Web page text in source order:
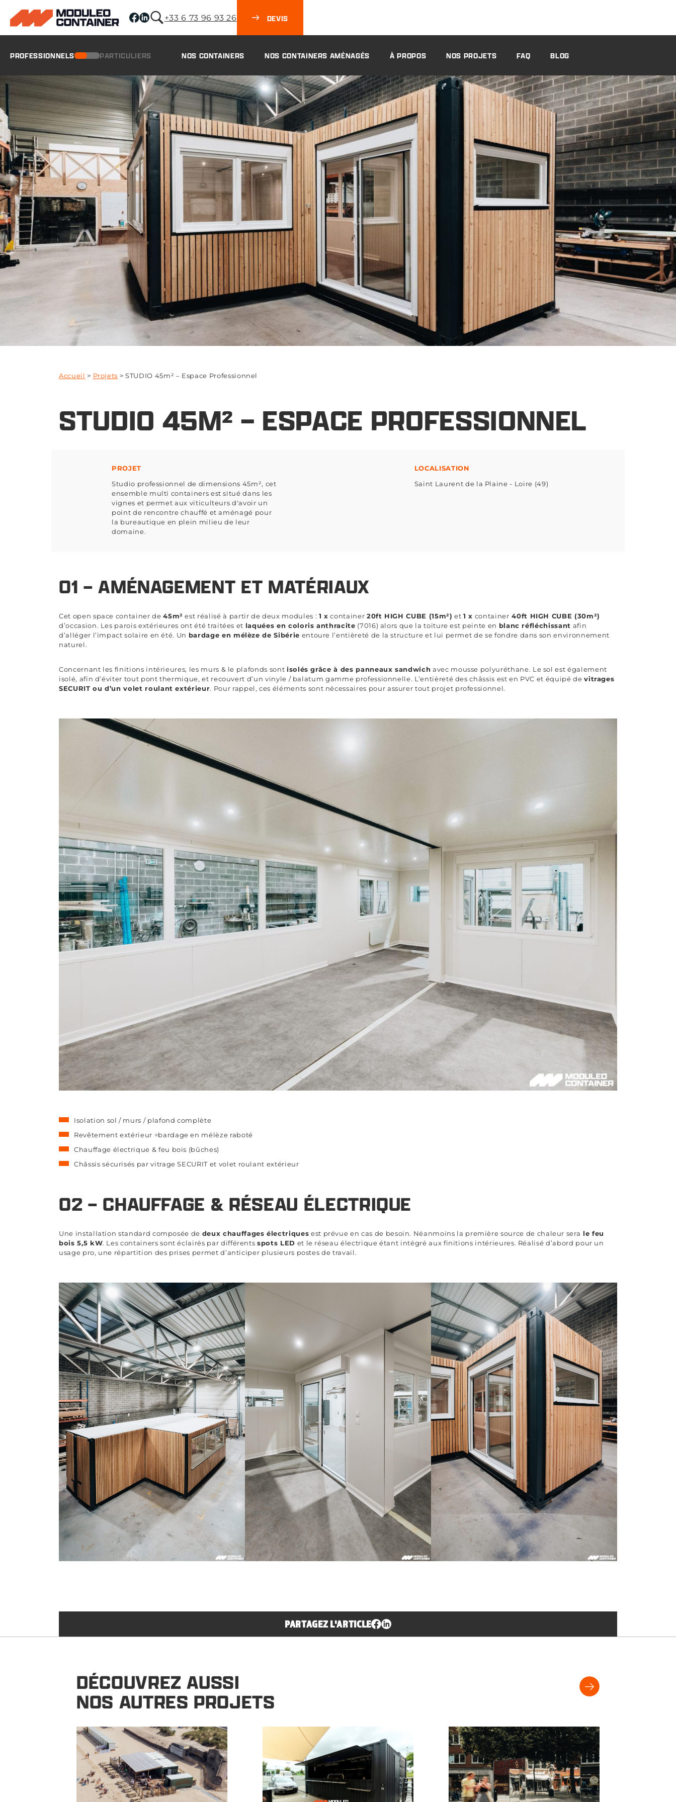
+33 6 73 96 93 26 DEVIS
PROFESSIONNELS PARTICULIERS NOS CONTAINERS NOS CONTAINERS AMÉNAGÉS À PROPOS NOS PROJETS FAQ BLOG
Accueil > Projets >STUDIO 45m² – Espace Professionnel
STUDIO 45M² – ESPACE PROFESSIONNEL
PROJET
Studio professionnel de dimensions 45m², cet
ensemble multi containers est situé dans les
vignes et permet aux viticulteurs d'avoir un
point de rencontre chauffé et aménagé pour
la bureautique en plein milieu de leur
domaine.
LOCALISATION
Saint Laurent de la Plaine - Loire (49)
01 – AMÉNAGEMENT ET MATÉRIAUX
Cet open space container de45m² est réalisé à partir de deux modules : 1 x container 20ft HIGH CUBE (15m²) et1 x container 40ft HIGH CUBE (30m²)
d’occasion. Les parois extérieures ont été traitées et laquées en coloris anthracite (7016) alors que la toiture est peinte en blanc réfléchissant afin
d’alléger l’impact solaire en été. Un bardage en mélèze de Sibérie entoure l’entièreté de la structure et lui permet de se fondre dans son environnement
naturel.
Concernant les finitions intérieures, les murs & le plafonds sont isolés grâce à des panneaux sandwich avec mousse polyuréthane. Le sol est également
isolé, afin d’éviter tout pont thermique, et recouvert d’un vinyle / balatum gamme professionnelle. L’entièreté des châssis est en PVC et équipé devitrages
SECURIT ou d’un volet roulant extérieur. Pour rappel, ces éléments sont nécessaires pour assurer tout projet professionnel.
Isolation sol / murs / plafond complète
Revêtement extérieur =bardage en mélèze raboté
Chauffage électrique & feu bois (bûches)
Châssis sécurisés par vitrage SECURIT et volet roulant extérieur
02 – CHAUFFAGE & RÉSEAU ÉLECTRIQUE
Une installation standard composée de deux chauffages électriques est prévue en cas de besoin. Néanmoins la première source de chaleur sera le feu
bois 5,5 kW. Les containers sont éclairés par différentsspots LED et le réseau électrique étant intégré aux finitions intérieures. Réalisé d’abord pour un
usage pro, une répartition des prises permet d’anticiper plusieurs postes de travail.
PARTAGEZ L'ARTICLE
DÉCOUVREZ AUSSI
NOS AUTRES PROJETS